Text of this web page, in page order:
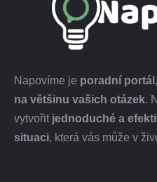
Napovíme je poradní portál
na většinu vašich otázek.
vytvořit jednoduché a
situaci, která vás může v